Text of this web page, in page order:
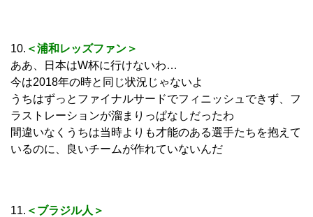
10. ＜浦和レッズファン＞
ああ、日本はW杯に行けないわ…
今は2018年の時と同じ状況じゃないよ
うちはずっとファイナルサードでフィニッシュできず、フ
ラストレーションが溜まりっぱなしだったわ
間違いなくうちは当時よりも才能のある選手たちを抱えて
いるのに、良いチームが作れていないんだ
11. ＜ブラジル人＞